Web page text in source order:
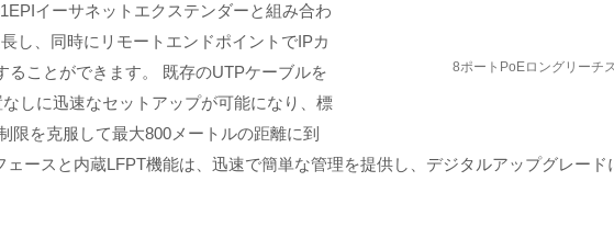
PoEロングリーチスイッチ 708EP-AC 8ポートPoEロングリーチ
イーサネットエクステンダーと組み合わ
し、同時にリモートエンドポイントでIPカ
ることができます。 既存のUTPケーブルを
しに迅速なセットアップが可能になり、標
限を克服して最大800メートルの距離に到
ースと内蔵LFPT機能は、迅速で簡単な管理を提供し、デジタルアップグレード